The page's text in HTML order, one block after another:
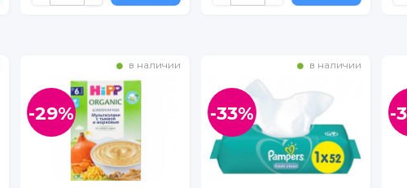
в наличии
-29%
в наличии
-33% -